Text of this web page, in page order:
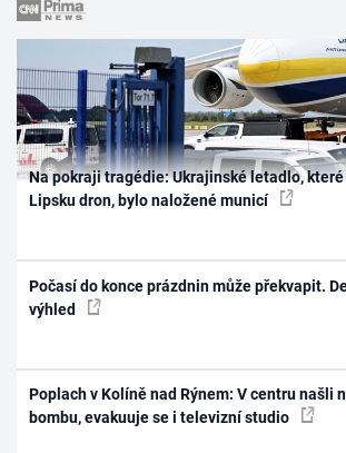
Na pokraji tragédie: Ukrajinské letadlo,
Lipsku dron, bylo naložené municí
Počasí do konce prázdnin může překvapit.
výhled
Poplach v Kolíně nad Rýnem: V centru našli
bombu, evakuuje se i televizní studio